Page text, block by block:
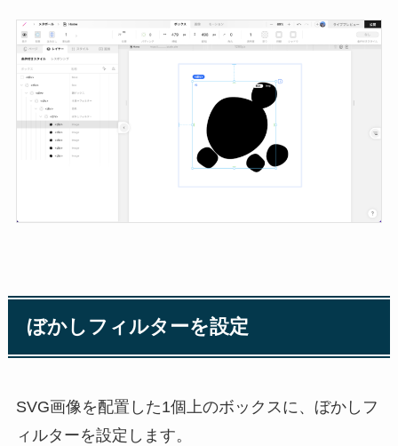
ぼかしフィルターを設定
SVG画像を配置した1個上のボックスに、ぼかしフ
ィルターを設定します。